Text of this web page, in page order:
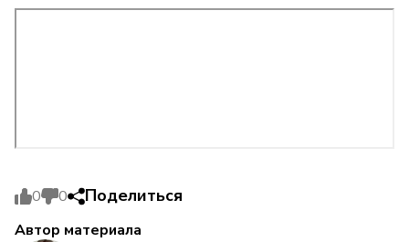
0 0 Поделиться
Автор материала